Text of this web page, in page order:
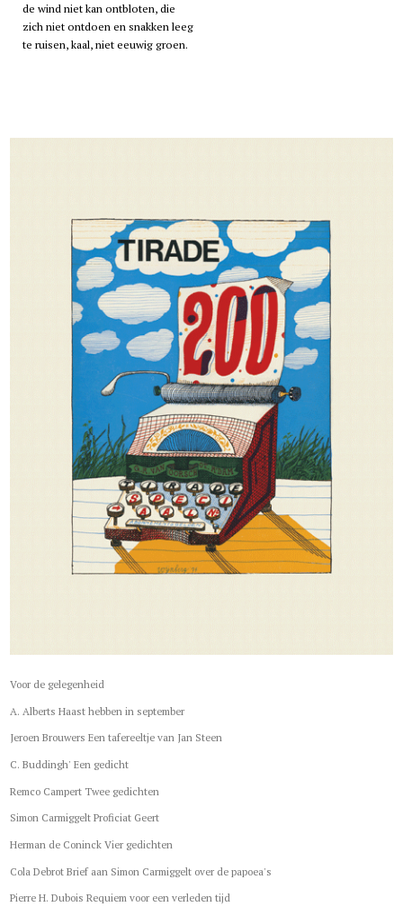
de wind niet kan ontbloten, die
zich niet ontdoen en snakken leeg
te ruisen, kaal, niet eeuwig groen.
Voor de gelegenheid
A. Alberts Haast hebben in september
Jeroen Brouwers Een tafereeltje van Jan Steen
C. Buddingh' Een gedicht
Remco Campert Twee gedichten
Simon Carmiggelt Proficiat Geert
Herman de Coninck Vier gedichten
Cola Debrot Brief aan Simon Carmiggelt over de papoea's
Pierre H. Dubois Requiem voor een verleden tijd